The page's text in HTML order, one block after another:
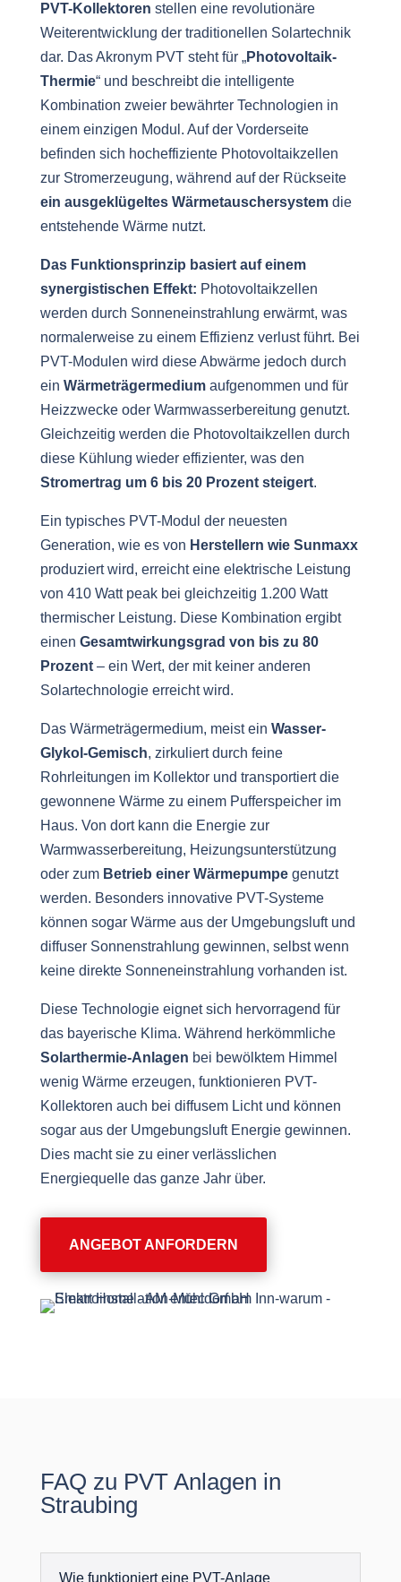
PVT-Kollektoren stellen eine revolutionäre
Weiterentwicklung der traditionellen Solartechnik
dar. Das Akronym PVT steht für „Photovoltaik-
Thermie“ und beschreibt die intelligente
Kombination zweier bewährter Technologien in
einem einzigen Modul. Auf der Vorderseite
befinden sich hocheffiziente Photovoltaikzellen
zur Stromerzeugung, während auf der Rückseite
ein ausgeklügeltes Wärmetauschersystemdie
entstehende Wärme nutzt.
Das Funktionsprinzip basiert auf einem
synergistischen Effekt: Photovoltaikzellen
werden durch Sonneneinstrahlung erwärmt, was
normalerweise zu einem Effizienz verlust führt. Bei
PVT-Modulen wird diese Abwärme jedoch durch
ein Wärmeträgermediumaufgenommen und für
Heizzwecke oder Warmwasserbereitung genutzt.
Gleichzeitig werden die Photovoltaikzellen durch
diese Kühlung wieder effizienter, was den
Stromertrag um 6 bis 20 Prozent steigert.
Ein typisches PVT-Modul der neuesten
Generation, wie es von Herstellern wie Sunmaxx
produziert wird, erreicht eine elektrische Leistung
von 410 Watt peak bei gleichzeitig 1.200 Watt
thermischer Leistung. Diese Kombination ergibt
einen Gesamtwirkungsgrad von bis zu 80
Prozent– ein Wert, der mit keiner anderen
Solartechnologie erreicht wird.
Das Wärmeträgermedium, meist ein Wasser-
Glykol-Gemisch, zirkuliert durch feine
Rohrleitungen im Kollektor und transportiert die
gewonnene Wärme zu einem Pufferspeicher im
Haus. Von dort kann die Energie zur
Warmwasserbereitung, Heizungsunterstützung
oder zum Betrieb einer Wärmepumpegenutzt
werden. Besonders innovative PVT-Systeme
können sogar Wärme aus der Umgebungsluft und
diffuser Sonnenstrahlung gewinnen, selbst wenn
keine direkte Sonneneinstrahlung vorhanden ist.
Diese Technologie eignet sich hervorragend für
das bayerische Klima. Während herkömmliche
Solarthermie-Anlagen bei bewölktem Himmel
wenig Wärme erzeugen, funktionieren PVT-
Kollektoren auch bei diffusem Licht und können
sogar aus der Umgebungsluft Energie gewinnen.
Dies macht sie zu einer verlässlichen
Energiequelle das ganze Jahr über.
ANGEBOT ANFORDERN
FAQ zu PVT Anlagen in
Straubing
Wie funktioniert eine PVT-Anlage